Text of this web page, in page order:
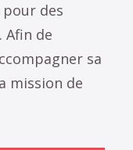
pour des
Afin de
sa
mission de